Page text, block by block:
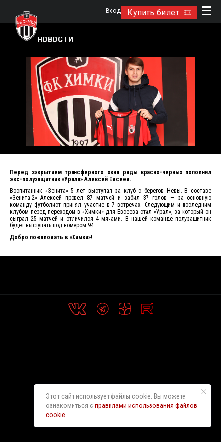
Купить билет
Вход
НОВОСТИ
Перед закрытием трансферного окна ряды красно-черных пополнил
экс-полузащитник «Урала» Алексей Евсеев.
Воспитанник «Зенита» 5 лет выступал за клуб с берегов Невы. В составе
«Зенита-2» Алексей провел 87 матчей и забил 37 голов — за основную
команду футболист принял участие в 7 встречах. Следующим и последним
клубом перед переходом в «Химки» для Евсеева стал «Урал», за который он
сыграл 25 матчей и отличился 4 мячами. В нашей команде полузащитник
будет выступать под номером 94.
Добро пожаловать в «Химки»!
Этот сайт использует файлы cookie. Вы можете
ознакомиться справилами использования файлов
cookie